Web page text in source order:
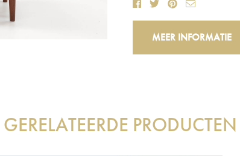
MEER INFORMATIE
GERELATEERDE PRODUCTEN